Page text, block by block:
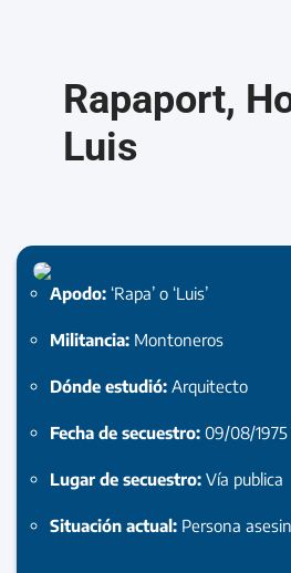
Rapaport,
Luis
Apodo: ‘Rapa’ o ‘Luis’
Militancia: Montoneros
Dónde estudió: Arquitecto
Fecha de secuestro: 09/08/1975
Lugar de secuestro: Vía publica
Situación actual: Persona